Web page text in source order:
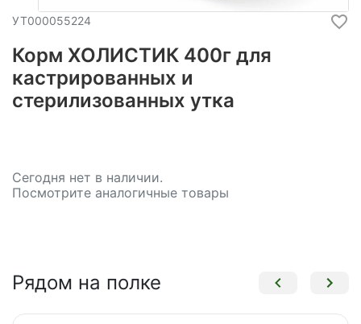
УТ000055224
Корм ХОЛИСТИК 400г для
кастрированных и
стерилизованных утка
Сегодня нет в наличии.
Посмотрите аналогичные товары
Рядом на полке